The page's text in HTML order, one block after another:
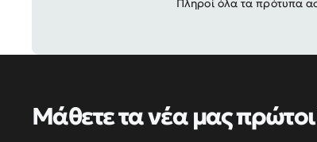
Πληροί όλα τα πρότυπα
Μάθετε τα νέα μας